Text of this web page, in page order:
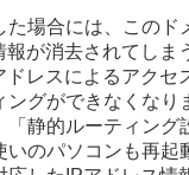
た場合には、このド
が消去されてしま
レスによるアクセ
ングができなくなり
静的ルーティング
いのパソコンも再起